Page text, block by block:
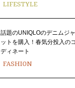
LIFESTYLE
話題のUNIQLOのデニムジ
ットを購入！春気分投入の
ディネート
FASHION